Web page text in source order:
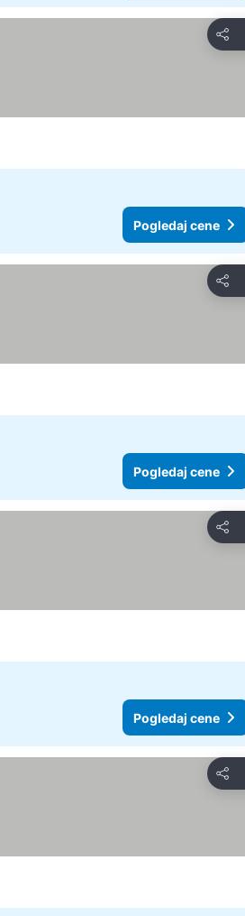
Deli
Pogledaj cene
Deli
Pogledaj cene
Deli
Pogledaj cene
Deli